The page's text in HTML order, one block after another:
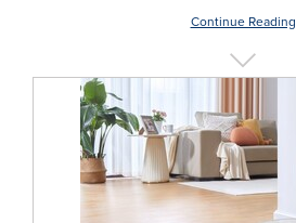
Continue Reading